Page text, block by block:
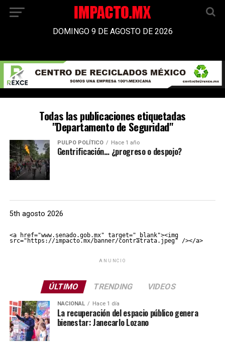
DOMINGO 9 DE AGOSTO DE 2026
Todas las publicaciones etiquetadas
"Departamento de Seguridad"
PULPO POLÍTICO Hace 1 año
Gentrificación… ¿progreso o despojo?
5th agosto 2026
<a href="www.senado.gob.mx" target="_blank"><img
src="https://impacto.mx/banner/contratrata.jpeg" /></a>
ANUNCIO
ÚLTIMO TRENDING VIDEOS
NACIONAL Hace 1 día
La recuperación del espacio público genera
bienestar: Janecarlo Lozano